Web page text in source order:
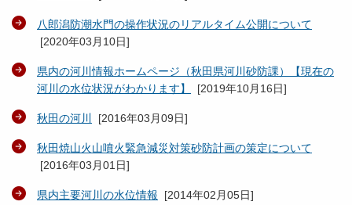
八郎潟防潮水門の操作状況のリアルタイム公開について
[2020年03月10日]
県内の河川情報ホームページ（秋田県河川砂防課）【現在の
河川の水位状況がわかります】
[2019年10月16日]
秋田の河川 [2016年03月09日]
秋田焼山火山噴火緊急減災対策砂防計画の策定について
[2016年03月01日]
県内主要河川の水位情報 [2014年02月05日]